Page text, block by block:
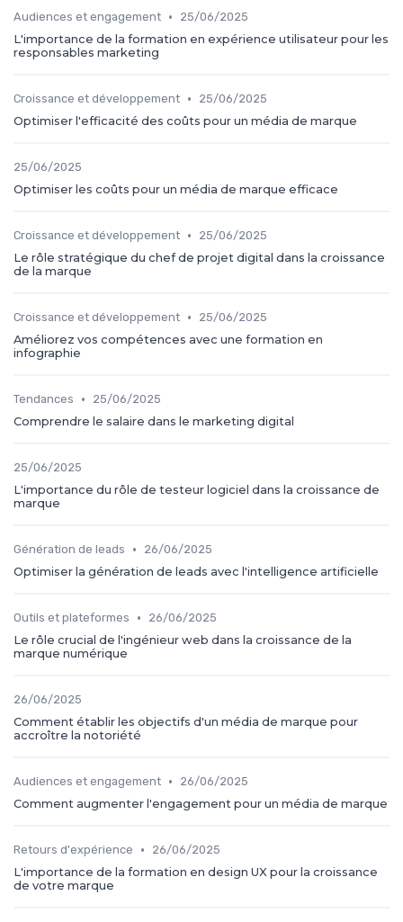
Audiences et engagement •
25/06/2025
L'importance de la formation en expérience utilisateur pour les
responsables marketing
Croissance et développement •
25/06/2025
Optimiser l'efficacité des coûts pour un média de marque
25/06/2025
Optimiser les coûts pour un média de marque efficace
Croissance et développement •
25/06/2025
Le rôle stratégique du chef de projet digital dans la croissance
de la marque
Croissance et développement •
25/06/2025
Améliorez vos compétences avec une formation en
infographie
Tendances •
25/06/2025
Comprendre le salaire dans le marketing digital
25/06/2025
L'importance du rôle de testeur logiciel dans la croissance de
marque
Génération de leads •
26/06/2025
Optimiser la génération de leads avec l'intelligence artificielle
Outils et plateformes •
26/06/2025
Le rôle crucial de l'ingénieur web dans la croissance de la
marque numérique
26/06/2025
Comment établir les objectifs d'un média de marque pour
accroître la notoriété
Audiences et engagement •
26/06/2025
Comment augmenter l'engagement pour un média de marque
Retours d'expérience •
26/06/2025
L'importance de la formation en design UX pour la croissance
de votre marque